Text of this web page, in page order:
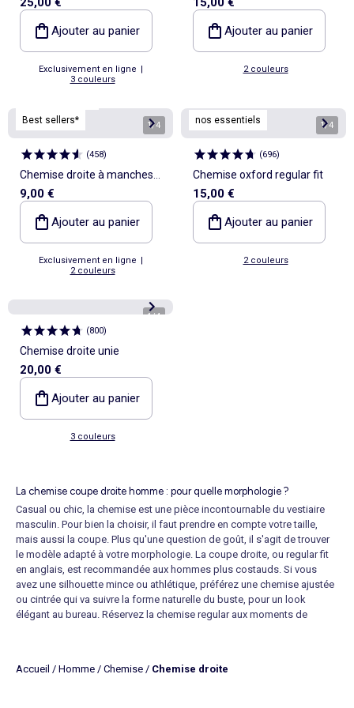
Ajouter au panier
Exclusivement en ligne |
3 couleurs
Ajouter au panier
2 couleurs
Best sellers*
1/4
(458)
Chemise droite à manches
courtes
9,00 €
Ajouter au panier
Exclusivement en ligne |
2 couleurs
nos essentiels 1/4
(696)
Chemise oxford regular fit
15,00 €
Ajouter au panier
2 couleurs
1/4
(800)
Chemise droite unie
20,00 €
Ajouter au panier
3 couleurs
La chemise coupe droite homme : pour quelle morphologie ?
Casual ou chic, la chemise est une pièce incontournable du vestiaire
masculin. Pour bien la choisir, il faut prendre en compte votre taille,
mais aussi la coupe. Plus qu'une question de goût, il s'agit de trouver
le modèle adapté à votre morphologie. La coupe droite, ou regular fit
en anglais, est recommandée aux hommes plus costauds. Si vous
avez une silhouette mince ou athlétique, préférez une chemise ajustée
ou cintrée qui va suivre la forme naturelle du buste, pour un look
élégant au bureau. Réservez la chemise regular aux moments de
coloris foncés. Envie d'une chemise imprimée ? Privilégiez les petits
Accueil / Homme / Chemise / Chemise droite